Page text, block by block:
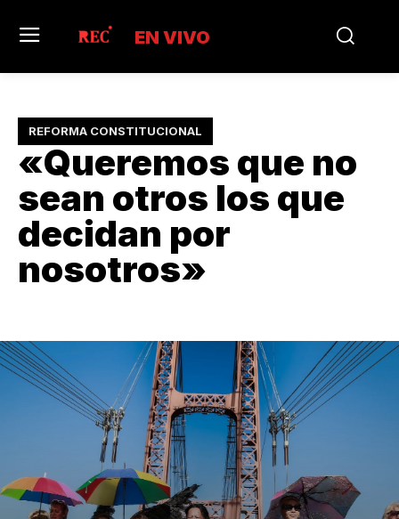
EN VIVO
REFORMA CONSTITUCIONAL
«Queremos que no
sean otros los que
decidan por
nosotros»